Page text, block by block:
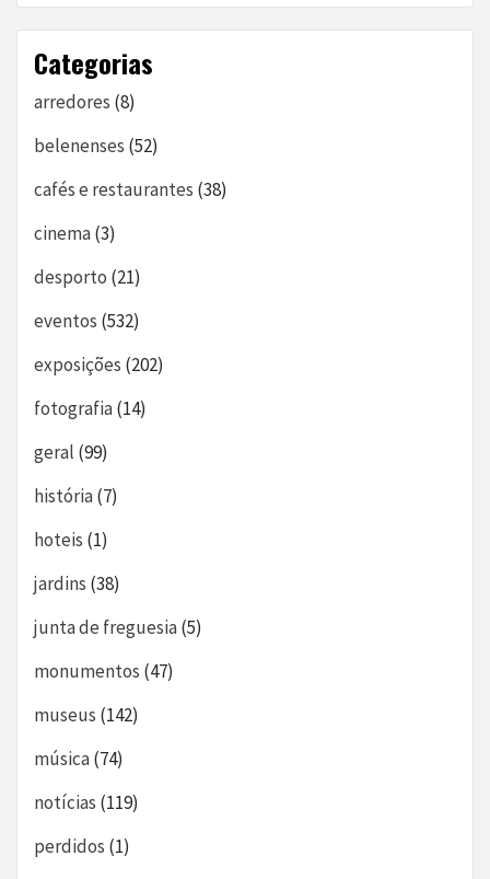
Categorias
arredores (8)
belenenses (52)
cafés e restaurantes (38)
cinema(3)
desporto (21)
eventos (532)
exposições (202)
fotografia(14)
geral (99)
história(7)
hoteis (1)
jardins (38)
junta de freguesia(5)
monumentos (47)
museus (142)
música(74)
notícias (119)
perdidos (1)